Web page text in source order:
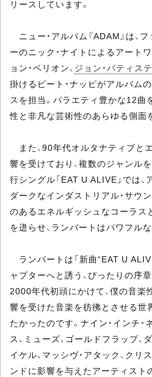
リースしています。
ニュー・アルバム『ADAM』は、
ーのニック・ナイトによるアート
ョン・ベリオン、 ジョン・バティステ
掛けるピート・ナッピがアルバム
スを担当。バラエティ豊かな12曲
性と非凡な芸術性のあらゆる側面
また、90年代オルタナティブと
響を受けており、複数のジャンル
行シングル「EAT U ALIVE」では
ダークなインダストリアル・サウ
のあるエネルギッシュなコーラス
を迸らせ、ランバートはパワフル
ランバートは「新曲“EAT U
ャプターへと誘う、ぴったりの序
2000年代初頭にかけて、僕の音楽
響を受けた音楽を彷彿とさせる世
たかったのです。ナイン・インチ・
ス、ミューズ、ゴールドフラップ、
イケル、マッシヴ・アタック、クリ
ンドに影響を与えたアーティスト